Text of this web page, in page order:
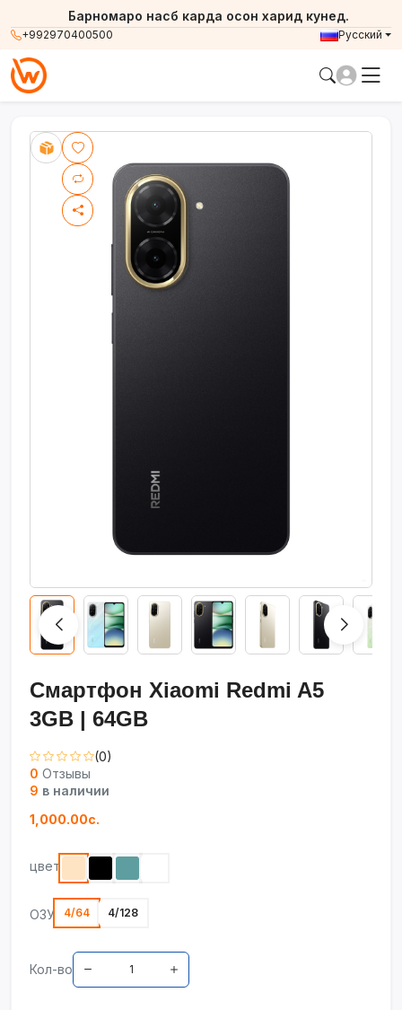
+992970400500
Барномаро насб карда осон харид кунед.
Русский
Смартфон Xiaomi Redmi A5
3GB | 64GB
(0)
0 Отзывы
9 в наличии
1,000.00с.
цвет
ОЗУ 4/64 4/128
Кол-во